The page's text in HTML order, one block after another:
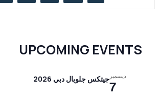
UPCOMING EVENTS
ديسمبر
7جيتكس جلوبال دبي 2026